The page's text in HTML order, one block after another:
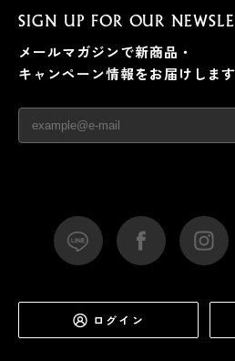
SIGN UP FOR OUR
メールマガジンで新商品・
キャンペーン情報をお届けします
ログイン